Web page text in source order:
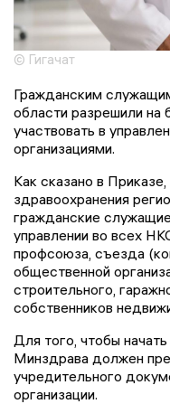
© Гигачат
Гражданским
области разрешили на
участвовать в
организациями.
Как сказано в
здравоохранения
гражданские
управлении во всех
профсоюза, съезда
общественной
строительного,
собственников
Для того, чтобы
Минздрава должен
учредительного
организации.